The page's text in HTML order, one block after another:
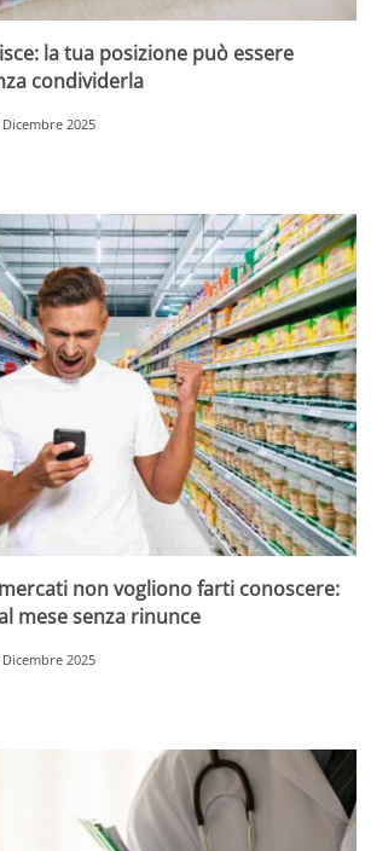
la tua posizione può essere
condividerla
Dicembre 2025
non vogliono farti conoscere:
mese senza rinunce
Dicembre 2025